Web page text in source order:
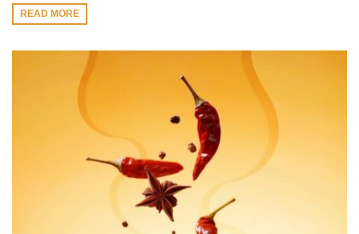
READ MORE